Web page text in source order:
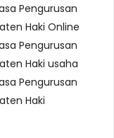
Pengurusan
Haki Online
Pengurusan
Haki usaha
Pengurusan
Haki